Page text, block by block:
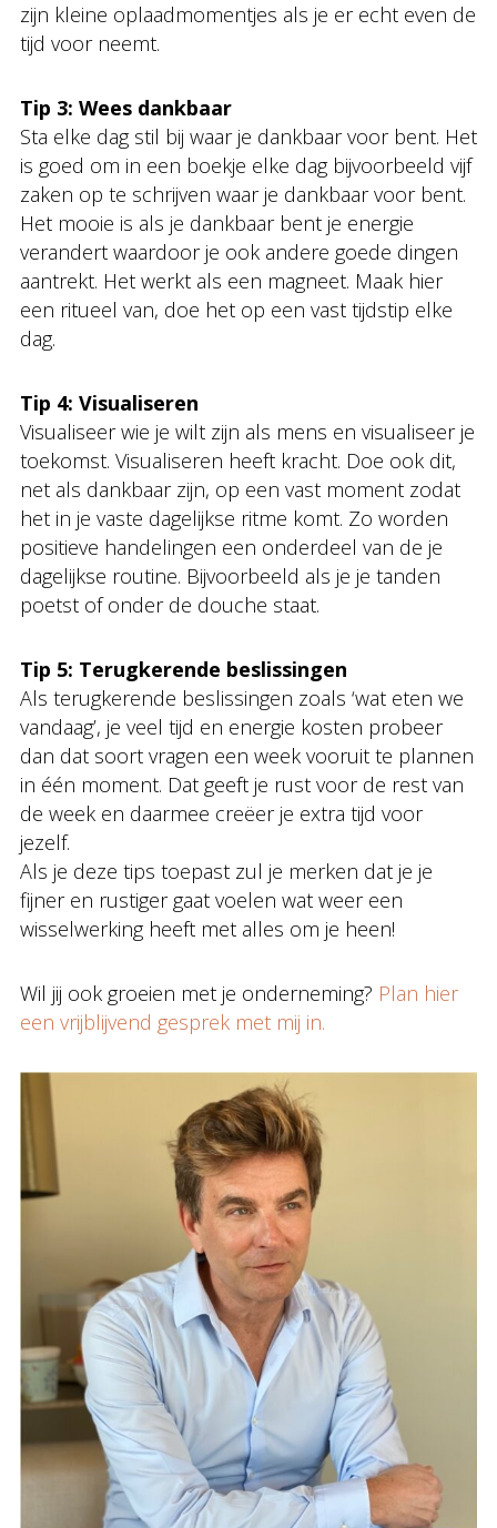
zijn kleine oplaadmomentjes als je er echt even de
tijd voor neemt.
Tip 3: Wees dankbaar
Sta elke dag stil bij waar je dankbaar voor bent. Het
is goed om in een boekje elke dag bijvoorbeeld vijf
zaken op te schrijven waar je dankbaar voor bent.
Het mooie is als je dankbaar bent je energie
verandert waardoor je ook andere goede dingen
aantrekt. Het werkt als een magneet. Maak hier
een ritueel van, doe het op een vast tijdstip elke
dag.
Tip 4: Visualiseren
Visualiseer wie je wilt zijn als mens en visualiseer je
toekomst. Visualiseren heeft kracht. Doe ook dit,
net als dankbaar zijn, op een vast moment zodat
het in je vaste dagelijkse ritme komt. Zo worden
positieve handelingen een onderdeel van de je
dagelijkse routine. Bijvoorbeeld als je je tanden
poetst of onder de douche staat.
Tip 5: Terugkerende beslissingen
Als terugkerende beslissingen zoals ‘wat eten we
vandaag’, je veel tijd en energie kosten probeer
dan dat soort vragen een week vooruit te plannen
in één moment. Dat geeft je rust voor de rest van
de week en daarmee creëer je extra tijd voor
jezelf.
Als je deze tips toepast zul je merken dat je je
fijner en rustiger gaat voelen wat weer een
wisselwerking heeft met alles om je heen!
Wil jij ook groeien met je onderneming? Plan hier
een vrijblijvend gesprek met mij in.